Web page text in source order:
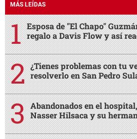
MÁS LEÍDAS
Esposa de "El Chapo"
regalo a Davis Flow y así
¿Tienes problemas con tu
resolverlo en San Pedro
Abandonados en el
Nasser Hilsaca y su